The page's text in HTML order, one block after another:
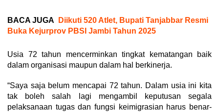
BACA JUGA
Diikuti 520 Atlet, Bupati Tanjabbar Resmi
Buka Kejurprov PBSI Jambi Tahun 2025
Usia 72 tahun mencerminkan tingkat kematangan baik
dalam organisasi maupun dalam hal berkinerja.
“Saya saja belum mencapai 72 tahun. Dalam usia ini kita
tak boleh salah lagi mengambil keputusan segala
pelaksanaan tugas dan fungsi keimigrasian harus benar-